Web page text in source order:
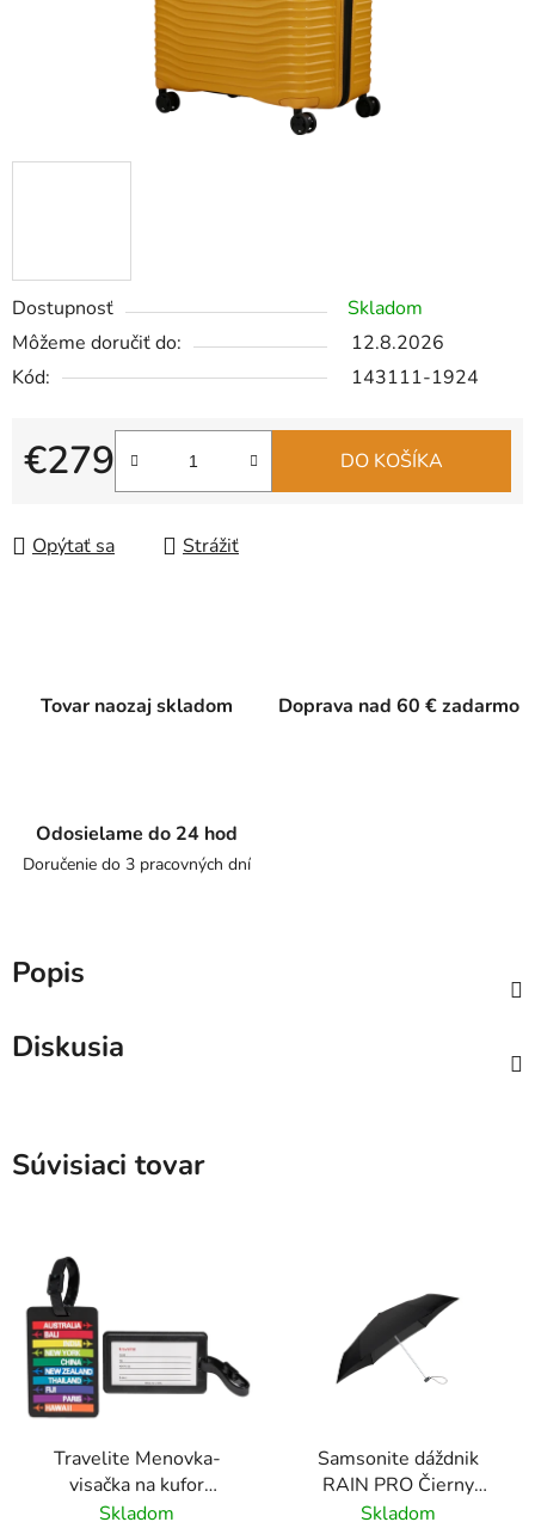
Dostupnosť
Skladom
Môžeme doručiť do:
12.8.2026
Kód:
143111-1924
€279
Jednotková cena:
DO KOŠÍKA
Opýtať sa Strážiť
Tovar naozaj skladom Doprava nad 60 € zadarmo
Odosielame do 24 hod
Doručenie do 3 pracovných dní
Popis
Diskusia
Súvisiaci tovar
Travelite Menovka-
visačka na kufor
Multicolor Cities
Skladom
Samsonite dáždnik
RAIN PRO Čierny
skladací manuálny
Skladom